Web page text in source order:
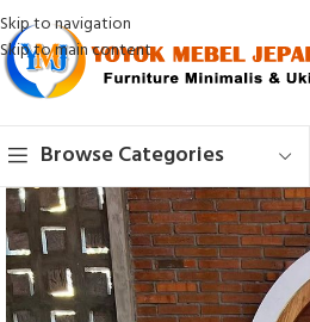
Skip to navigation
Skip to main content
Browse Categories